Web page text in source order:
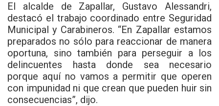
El alcalde de Zapallar, Gustavo Alessandri,
destacó el trabajo coordinado entre Seguridad
Municipal y Carabineros. “En Zapallar estamos
preparados no sólo para reaccionar de manera
oportuna, sino también para perseguir a los
delincuentes hasta donde sea necesario
porque aquí no vamos a permitir que operen
con impunidad ni que crean que pueden huir sin
consecuencias”, dijo.